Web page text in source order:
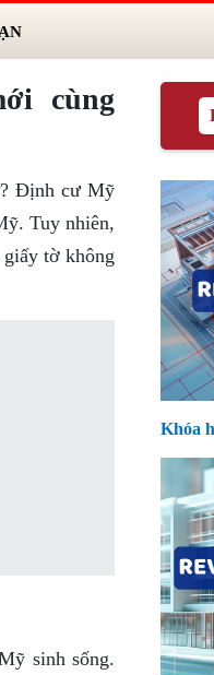
cùng
Định cư Mỹ
Tuy nhiên,
tờ không
sinh sống.
Khóa